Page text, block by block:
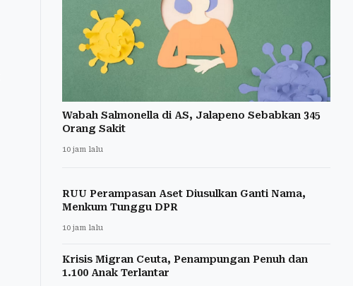
Wabah Salmonella di AS, Jalapeno Sebabkan 345
Orang Sakit
10 jam lalu
RUU Perampasan Aset Diusulkan Ganti Nama,
Menkum Tunggu DPR
10 jam lalu
Krisis Migran Ceuta, Penampungan Penuh dan
1.100 Anak Terlantar